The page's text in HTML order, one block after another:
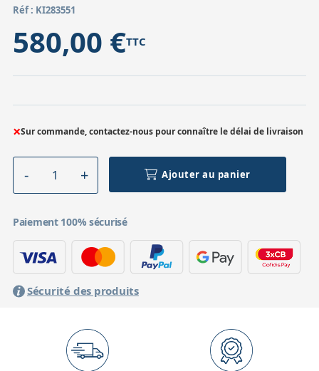
Réf : KI283551
580,00 €TTC
×Sur commande, contactez-nous pour connaître le délai de livraison
Ajouter au panier
Paiement 100% sécurisé
Sécurité des produits